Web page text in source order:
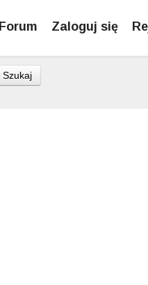
Forum Zaloguj się
Szukaj